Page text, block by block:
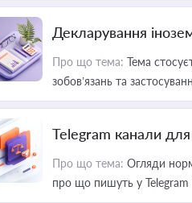
Декларування
Про що тема: Тема
зобов’язань та
Telegram канали для
Про що тема: Огляди
про що пишуть у Telegram